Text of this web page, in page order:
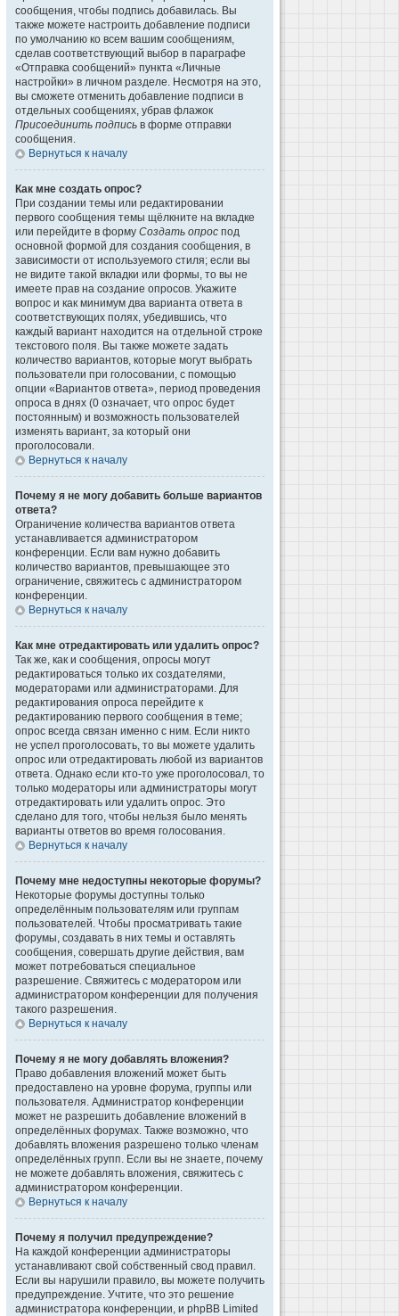
сообщения, чтобы подпись добавилась. Вы
также можете настроить добавление подписи
по умолчанию ко всем вашим сообщениям,
сделав соответствующий выбор в параграфе
«Отправка сообщений» пункта «Личные
настройки» в личном разделе. Несмотря на это,
вы сможете отменить добавление подписи в
отдельных сообщениях, убрав флажок
Присоединить подпись в форме отправки
сообщения.
Вернуться к началу
Как мне создать опрос?
При создании темы или редактировании
первого сообщения темы щёлкните на вкладке
или перейдите в форму Создать опрос под
основной формой для создания сообщения, в
зависимости от используемого стиля; если вы
не видите такой вкладки или формы, то вы не
имеете прав на создание опросов. Укажите
вопрос и как минимум два варианта ответа в
соответствующих полях, убедившись, что
каждый вариант находится на отдельной строке
текстового поля. Вы также можете задать
количество вариантов, которые могут выбрать
пользователи при голосовании, с помощью
опции «Вариантов ответа», период проведения
опроса в днях (0 означает, что опрос будет
постоянным) и возможность пользователей
изменять вариант, за который они
проголосовали.
Вернуться к началу
Почему я не могу добавить больше вариантов
ответа?
Ограничение количества вариантов ответа
устанавливается администратором
конференции. Если вам нужно добавить
количество вариантов, превышающее это
ограничение, свяжитесь с администратором
конференции.
Вернуться к началу
Как мне отредактировать или удалить опрос?
Так же, как и сообщения, опросы могут
редактироваться только их создателями,
модераторами или администраторами. Для
редактирования опроса перейдите к
редактированию первого сообщения в теме;
опрос всегда связан именно с ним. Если никто
не успел проголосовать, то вы можете удалить
опрос или отредактировать любой из вариантов
ответа. Однако если кто-то уже проголосовал, то
только модераторы или администраторы могут
отредактировать или удалить опрос. Это
сделано для того, чтобы нельзя было менять
варианты ответов во время голосования.
Вернуться к началу
Почему мне недоступны некоторые форумы?
Некоторые форумы доступны только
определённым пользователям или группам
пользователей. Чтобы просматривать такие
форумы, создавать в них темы и оставлять
сообщения, совершать другие действия, вам
может потребоваться специальное
разрешение. Свяжитесь с модератором или
администратором конференции для получения
такого разрешения.
Вернуться к началу
Почему я не могу добавлять вложения?
Право добавления вложений может быть
предоставлено на уровне форума, группы или
пользователя. Администратор конференции
может не разрешить добавление вложений в
определённых форумах. Также возможно, что
добавлять вложения разрешено только членам
определённых групп. Если вы не знаете, почему
не можете добавлять вложения, свяжитесь с
администратором конференции.
Вернуться к началу
Почему я получил предупреждение?
На каждой конференции администраторы
устанавливают свой собственный свод правил.
Если вы нарушили правило, вы можете получить
предупреждение. Учтите, что это решение
администратора конференции, и phpBB Limited